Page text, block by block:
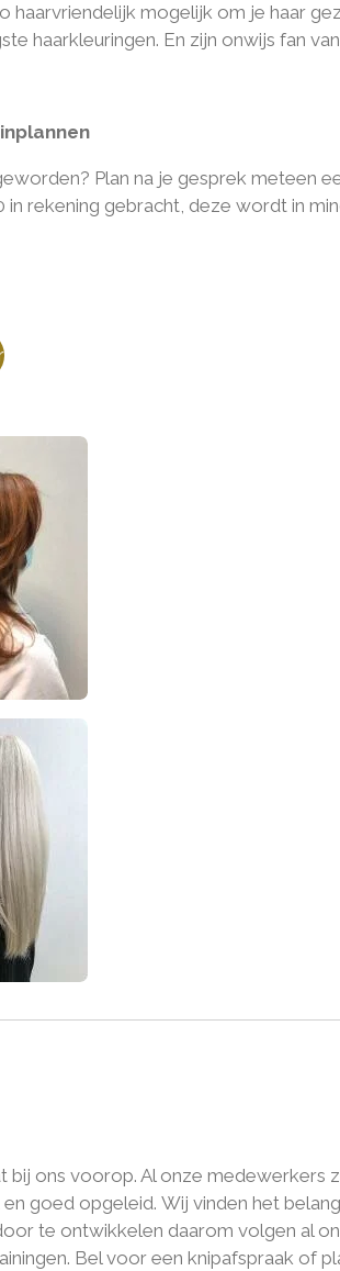
haarvriendelijk mogelijk om je haar
haarkleuringen. En zijn onwijs fan
Plan na je gesprek meteen
in rekening gebracht, deze wordt in
bij ons voorop. Al onze medewerkers
goed opgeleid. Wij vinden het
te ontwikkelen daarom volgen al
Bel voor een knipafspraak of